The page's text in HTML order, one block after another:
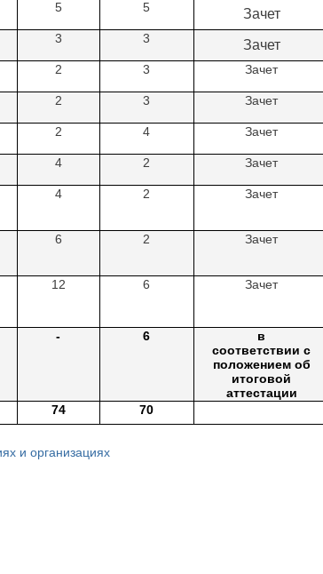
5 5
Зачет
3 3
Зачет
2 3 Зачет
2 3 Зачет
2 4 Зачет
4 2 Зачет
4 2 Зачет
6 2 Зачет
12 6 Зачет
- 6
в
соответствии с
положением об
итоговой
аттестации
74 70
и организациях